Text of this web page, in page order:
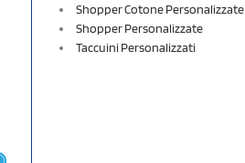
Shopper Cotone Personalizzate
Shopper Personalizzate
Taccuini Personalizzati